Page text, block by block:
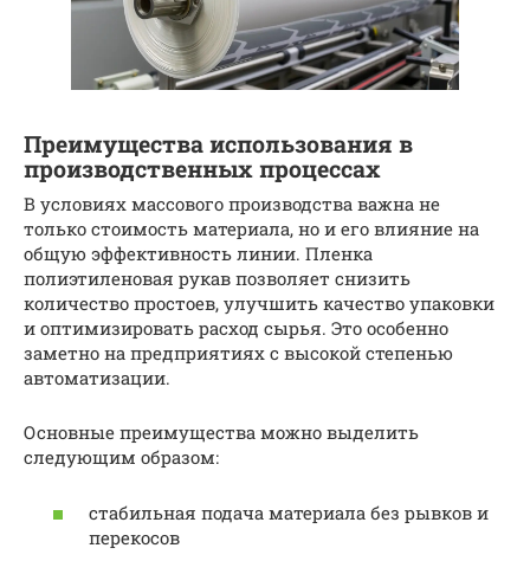
Преимущества использования в
производственных процессах
В условиях массового производства важна не
только стоимость материала, но и его влияние на
общую эффективность линии. Пленка
полиэтиленовая рукав позволяет снизить
количество простоев, улучшить качество упаковки
и оптимизировать расход сырья. Это особенно
заметно на предприятиях с высокой степенью
автоматизации.
Основные преимущества можно выделить
следующим образом:
стабильная подача материала без рывков и
перекосов